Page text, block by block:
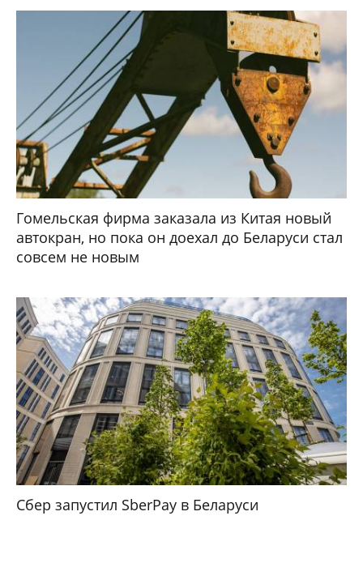
Гомельская фирма заказала из Китая новый
автокран, но пока он доехал до Беларуси стал
совсем не новым
Сбер запустил SberPay в Беларуси